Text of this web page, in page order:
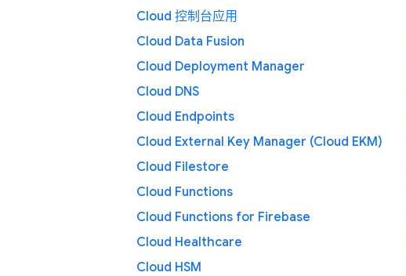
Cloud 控制台应用
Cloud Data Fusion
Cloud Deployment Manager
Cloud DNS
Cloud Endpoints
Cloud External Key Manager (Cloud EKM)
Cloud Filestore
Cloud Functions
Cloud Functions for Firebase
Cloud Healthcare
Cloud HSM